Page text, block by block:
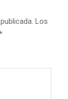
Los